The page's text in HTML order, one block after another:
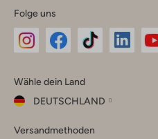
Folge uns
Instagram
Facebook
TikTok
Wähle dein Land
DEUTSCHLAND
dein
Versandmethoden